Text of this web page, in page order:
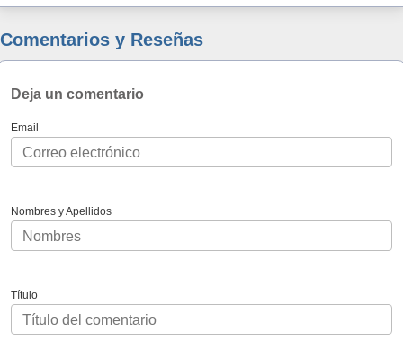
Comentarios y Reseñas
Deja un comentario
Email
Nombres y Apellidos
Título